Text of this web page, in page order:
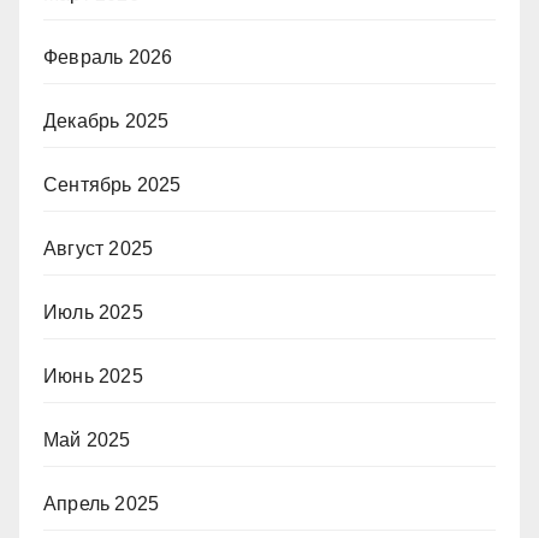
Февраль 2026
Декабрь 2025
Сентябрь 2025
Август 2025
Июль 2025
Июнь 2025
Май 2025
Апрель 2025